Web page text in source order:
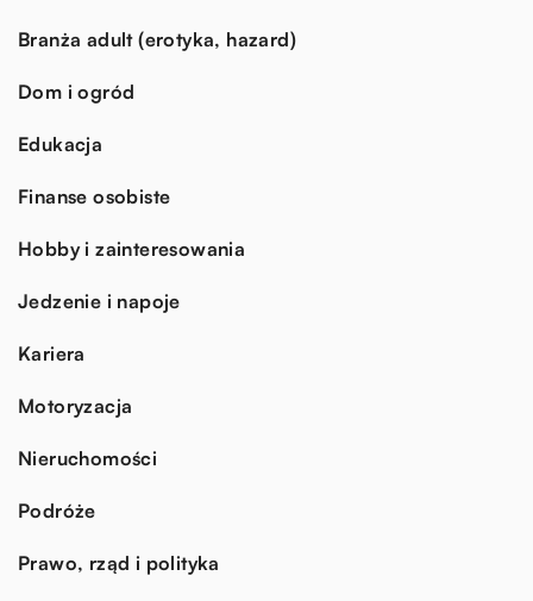
Branża adult (erotyka, hazard)
Dom i ogród
Edukacja
Finanse osobiste
Hobby i zainteresowania
Jedzenie i napoje
Kariera
Motoryzacja
Nieruchomości
Podróże
Prawo, rząd i polityka